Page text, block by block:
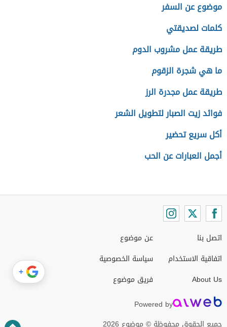
موضوع عن السفر
كلمات لصديقتي
طريقة عمل مشروب الدوم
ما هي شجرة الزقوم
طريقة عمل مجدرة الرز
فوائد زيت الصبار لتطويل الشعر
أكل سريع تحضير
أجمل العبارات عن الحب
اتصل بنا
اتفاقية الاستخدام
About Us
عن موضوع
سياسة الخصوصية
فريق موضوع
Powered by
+